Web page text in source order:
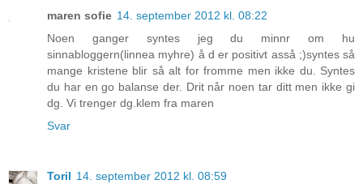
maren sofie 14. september 2012 kl. 08:22
Noen ganger syntes jeg du minnr om hu
sinnabloggern(linnea myhre) å d er positivt asså ;)syntes så
mange kristene blir så alt for fromme men ikke du. Syntes
du har en go balanse der. Drit når noen tar ditt men ikke gi
dg. Vi trenger dg.klem fra maren
Svar
Toril 14. september 2012 kl. 08:59